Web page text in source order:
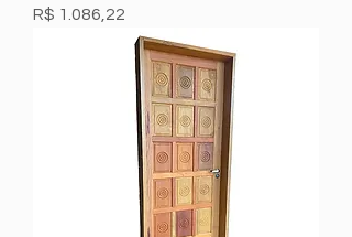
Preço
R$ 1.086,22